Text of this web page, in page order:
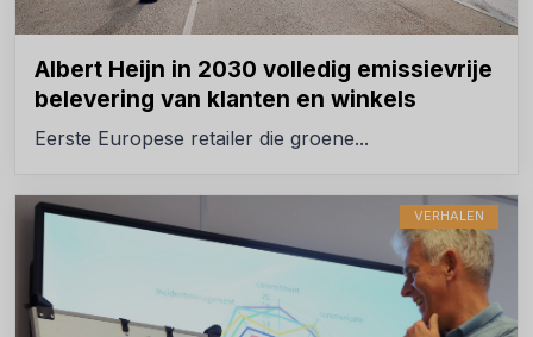
Albert Heijn in 2030 volledig emissievrije
belevering van klanten en winkels
Eerste Europese retailer die groene...
VERHALEN